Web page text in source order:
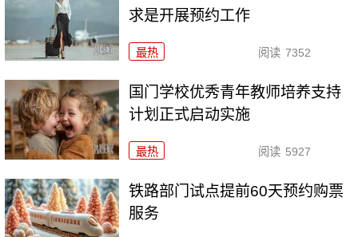
求是开展预约工作
最热 阅读 7352
国门学校优秀青年教师培养支持
计划正式启动实施
最热 阅读 5927
铁路部门试点提前60天预约购票
服务